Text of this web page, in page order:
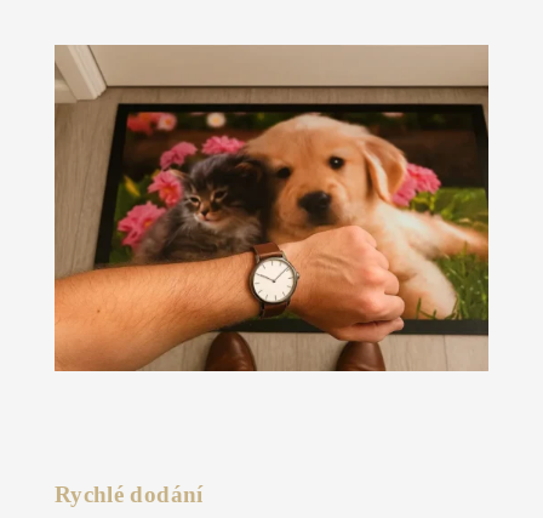
Rychlé dodání